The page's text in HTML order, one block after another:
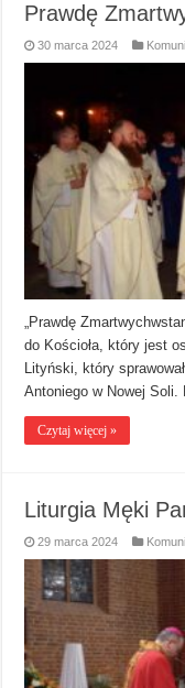
Prawdę
30 marca 2024
„Prawdę
do Kościoła, który jest
Lityński, który
Antoniego w Nowej Soli.
Czytaj więcej »
Liturgia Męki
29 marca 2024